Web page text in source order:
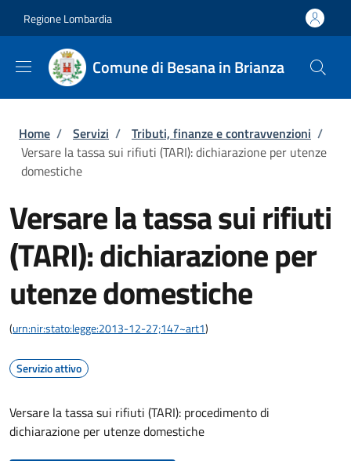
Regione Lombardia
Comune di Besana in Brianza
Briciole di pane
Home / Servizi / Tributi, finanze e contravvenzioni /
Versare la tassa sui rifiuti (TARI): dichiarazione per utenze
domestiche
Versare la tassa sui rifiuti
(TARI): dichiarazione per
utenze domestiche
(urn:nir:stato:legge:2013-12-27;147~art1)
Servizio attivo
Versare la tassa sui rifiuti (TARI): procedimento di
dichiarazione per utenze domestiche